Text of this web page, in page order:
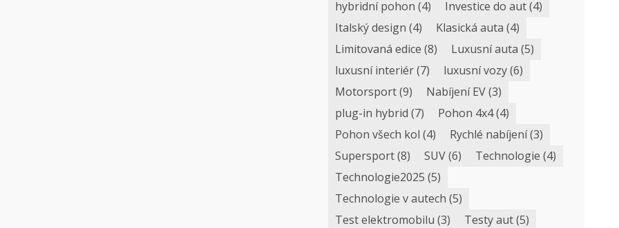
hybridní pohon (4) Investice do aut(4)
Italský design (4) Klasická auta (4)
Limitovaná edice (8) Luxusní auta (5)
luxusní interiér(7) luxusní vozy(6)
Motorsport(9) Nabíjení EV(3)
plug-in hybrid (7) Pohon 4x4(4)
Pohon všech kol (4) Rychlé nabíjení(3)
Supersport(8) SUV(6) Technologie (4)
Technologie2025 (5)
Technologie v autech (5)
Test elektromobilu (3) Testy aut(5)